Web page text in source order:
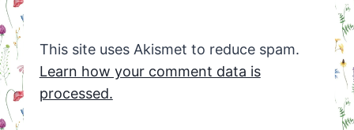
This site uses Akismet to reduce spam.
Learn how your comment data is
processed.